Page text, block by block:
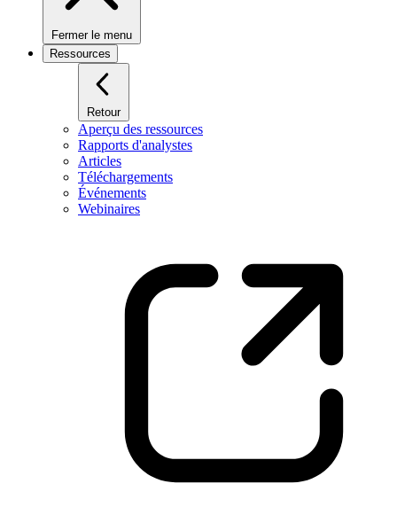
Fermer le menu
Ressources
Retour
Aperçu des ressources
Rapports d'analystes
Articles
Téléchargements
Événements
Webinaires